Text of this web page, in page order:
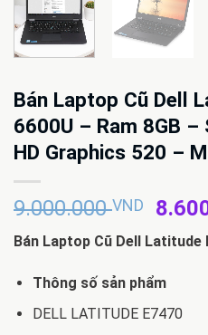
Bán Laptop Cũ Dell
6600U – Ram 8GB –
HD Graphics 520 –
9.000.000VND
Giá
gốc
là:
Bán Laptop Cũ Dell Latitude
Thông số sản phẩm
DELL LATITUDE E7470